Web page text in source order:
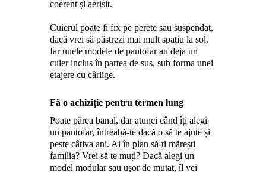
coerent și aerisit.
Cuierul poate fi fix pe perete sau suspendat,
dacă vrei să păstrezi mai mult spațiu la sol.
Iar unele modele de pantofar au deja un
cuier inclus în partea de sus, sub forma unei
etajere cu cârlige.
Fă o achiziție pentru termen lung
Poate părea banal, dar atunci când îți alegi
un pantofar, întreabă-te dacă o să te ajute și
peste câțiva ani. Ai în plan să-ți mărești
familia? Vrei să te muți? Dacă alegi un
model modular sau ușor de mutat, îl vei